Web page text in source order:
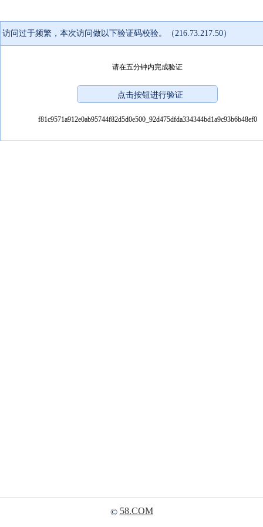
访问过于频繁，本次访问做以下验证码校验。（216.73.217.50）
请在五分钟内完成验证
f81c9571a912e0ab95744f82d5d0e500_92d475dfda334344bd1a9c93b6b48ef0
© 58.COM